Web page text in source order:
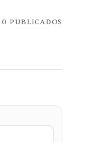
0 PUBLICADOS